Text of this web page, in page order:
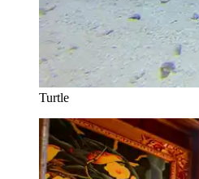
Turtle